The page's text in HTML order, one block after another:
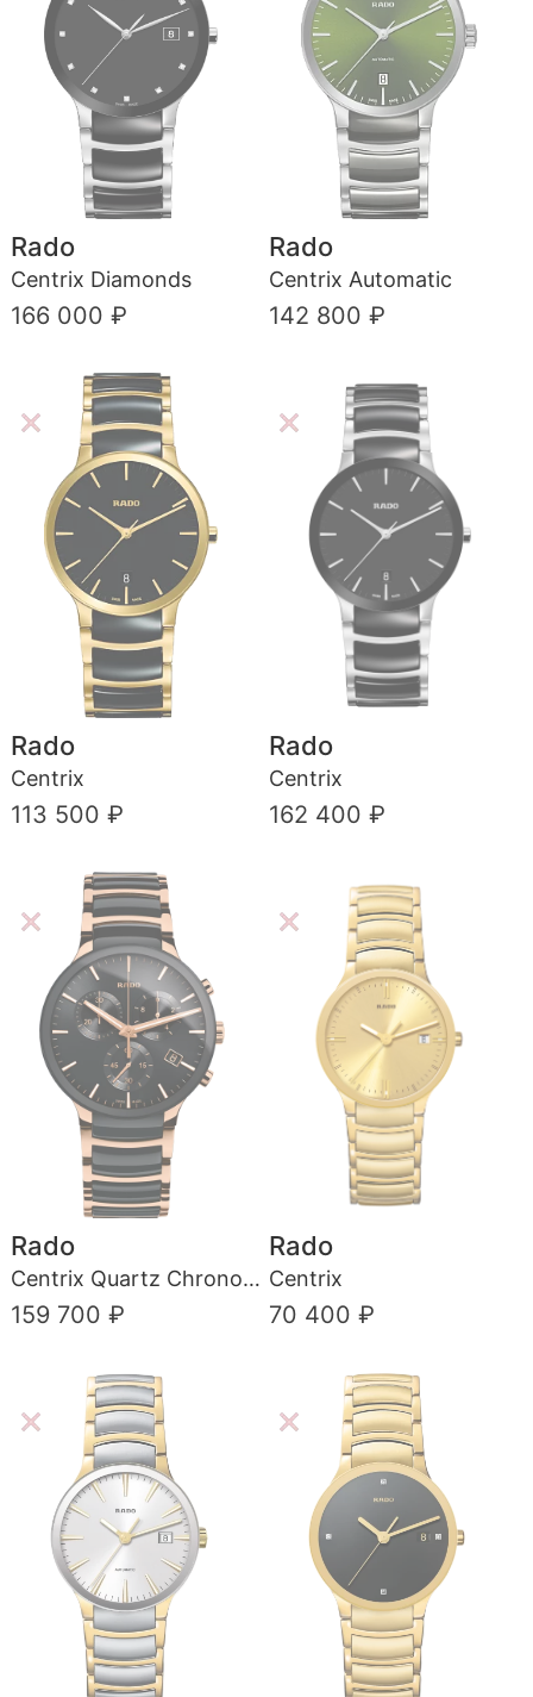
Rado
Centrix Diamonds
166 000 ₽
Rado
Centrix Automatic
142 800 ₽
Rado
Centrix
113 500 ₽
Rado
Centrix
162 400 ₽
Rado
Centrix Quartz Chronograph
159 700 ₽
Rado
Centrix
70 400 ₽